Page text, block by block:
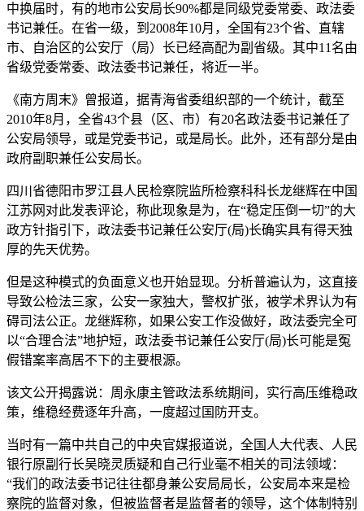
中换届时，有的地市公安局长90%都是同级党委常委、政法委
书记兼任。在省一级，到2008年10月，全国有23个省、直辖
市、自治区的公安厅（局）长已经高配为副省级。其中11名由
省级党委常委、政法委书记兼任，将近一半。
《南方周末》曾报道，据青海省委组织部的一个统计，截至
2010年8月，全省43个县（区、市）有20名政法委书记兼任了
公安局领导，或是党委书记，或是局长。此外，还有部分是由
政府副职兼任公安局长。
四川省德阳市罗江县人民检察院监所检察科科长龙继辉在中国
江苏网对此发表评论，称此现象是为，在“稳定压倒一切”的大
政方针指引下，政法委书记兼任公安厅(局)长确实具有得天独
厚的先天优势。
但是这种模式的负面意义也开始显现。分析普遍认为，这直接
导致公检法三家，公安一家独大，警权扩张，被学术界认为有
碍司法公正。龙继辉称，如果公安工作没做好，政法委完全可
以“合理合法”地护短，政法委书记兼任公安厅(局)长可能是冤
假错案率高居不下的主要根源。
该文公开揭露说：周永康主管政法系统期间，实行高压维稳政
策，维稳经费逐年升高，一度超过国防开支。
当时有一篇中共自己的中央官媒报道说，全国人大代表、人民
银行原副行长吴晓灵质疑和自己行业毫不相关的司法领域：
“我们的政法委书记往往都身兼公安局局长，公安局本来是检
察院的监督对象，但被监督者是监督者的领导，这个体制特别